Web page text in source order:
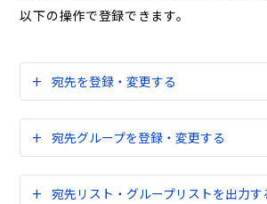
以下の操作で登録できます。
宛先を登録・変更する
宛先グループを登録・変更する
宛先リスト・グループリストを出力す